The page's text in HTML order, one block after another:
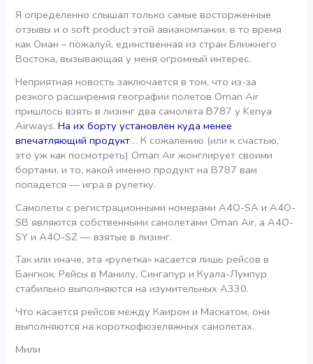
Я определенно слышал только самые восторженные
отзывы и о soft product этой авиакомпании, в то время
как Оман – пожалуй, единственная из стран Ближнего
Востока, вызывающая у меня огромный интерес.
Неприятная новость заключается в том, что из-за
резкого расширения географии полетов Oman Air
пришлось взять в лизинг два самолета B787 у Kenya
Airways.На их борту установлен куда менее
впечатляющий продукт… К сожалению (или к счастью,
это уж как посмотреть) Oman Air жонглирует своими
бортами, и то, какой именно продукт на В787 вам
попадется — игра в рулетку.
Самолеты с регистрационными номерами А4O-SA и А4O-
SB являются собственными самолетами Oman Air, а А4O-
SY и А4O-SZ — взятые в лизинг.
Так или иначе, эта «рулетка» касается лишь рейсов в
Бангкок. Рейсы в Манилу, Сингапур и Куала-Лумпур
стабильно выполняются на изумительных А330.
Что касается рейсов между Каиром и Маскатом, они
выполняются на короткофюзеляжных самолетах.
Мили